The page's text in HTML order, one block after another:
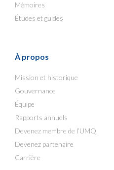
Mémoires
Études et guides
À propos
Mission et historique
Gouvernance
Équipe
Rapports annuels
Devenez membre de l’UMQ
Devenez partenaire
Carrière